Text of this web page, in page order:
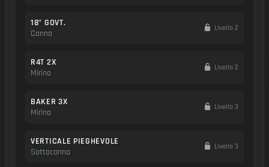
18" GOVT.
Canna
Livello 2
R4T 2X
Mirino
Livello 2
BAKER 3X
Mirino
Livello 3
VERTICALE PIEGHEVOLE
Sottocanna
Livello 3